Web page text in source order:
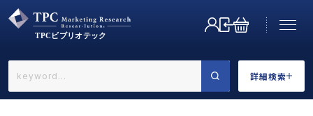
詳細検索
←戻る